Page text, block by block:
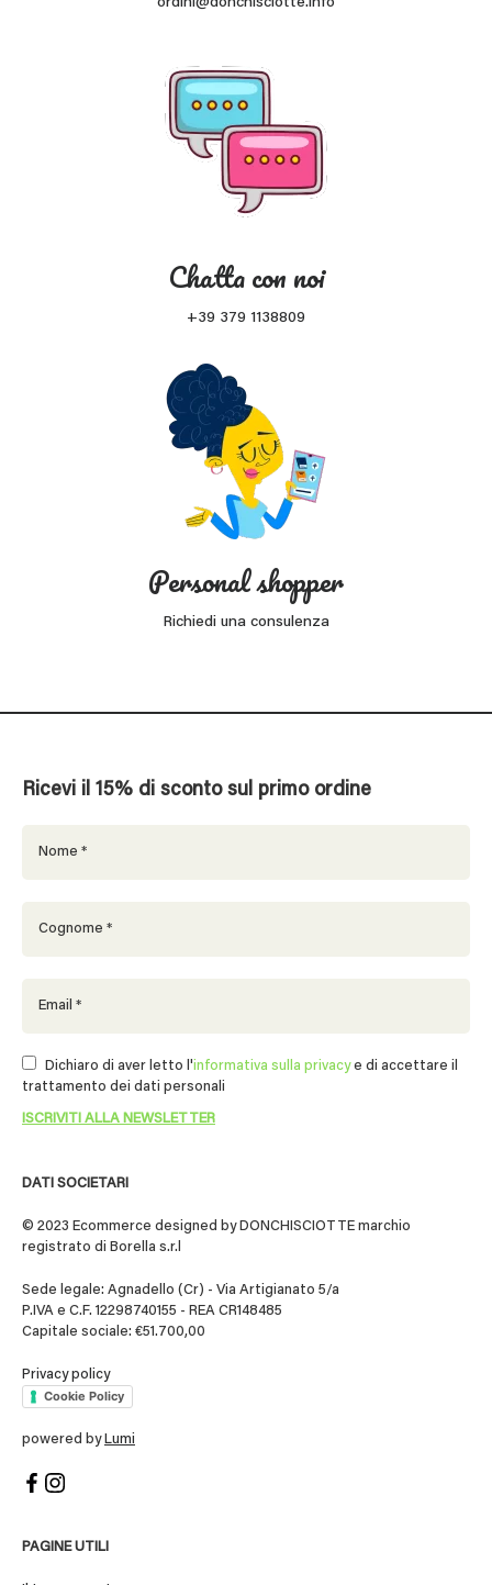
Chatta con noi
+39 379 1138809
Personal shopper
Richiedi una consulenza
DATI SOCIETARI
© 2023 Ecommerce designed by DONCHISCIOTTE marchio
registrato di Borella s.r.l
Sede legale: Agnadello (Cr) - Via Artigianato 5/a
P.IVA e C.F. 12298740155 - REA CR148485
Capitale sociale: €51.700,00
Privacy policy
Cookie Policy
powered by Lumi
PAGINE UTILI
Ricevi il 15% di sconto sul primo ordine
Dichiaro di aver letto l'informativa sulla privacye di accettare il
trattamento dei dati personali